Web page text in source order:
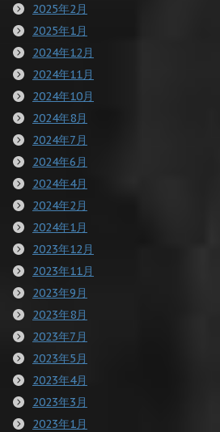
2025年2月
2025年1月
2024年12月
2024年11月
2024年10月
2024年8月
2024年7月
2024年6月
2024年4月
2024年2月
2024年1月
2023年12月
2023年11月
2023年9月
2023年8月
2023年7月
2023年5月
2023年4月
2023年3月
2023年1月